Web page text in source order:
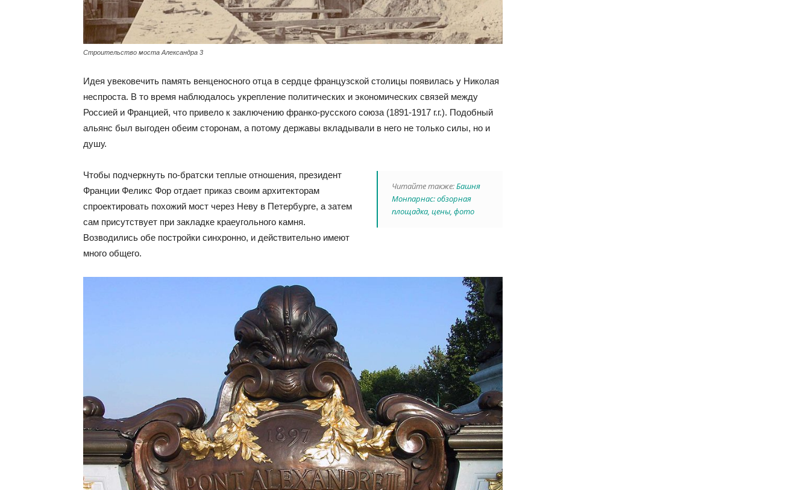
Строительство моста Александра 3
Идея увековечить память венценосного отца в сердце французской столицы появилась у Николая
неспроста. В то время наблюдалось укрепление политических и экономических связей между
Россией и Францией, что привело к заключению франко-русского союза (1891-1917 г.г.). Подобный
альянс был выгоден обеим сторонам, а потому державы вкладывали в него не только силы, но и
душу.
Читайте также:Башня
Монпарнас: обзорная
площадка, цены, фото
Чтобы подчеркнуть по-братски теплые отношения, президент
Франции Феликс Фор отдает приказ своим архитекторам
спроектировать похожий мост через Неву в Петербурге, а затем
сам присутствует при закладке краеугольного камня.
Возводились обе постройки синхронно, и действительно имеют
много общего.